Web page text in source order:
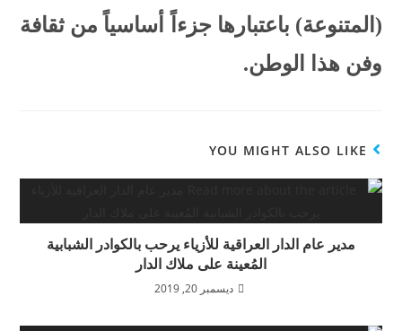
(المتنوعة) باعتبارها جزءاً أساسياً من ثقافة
وفن هذا الوطن.
YOU MIGHT ALSO LIKE
مدير عام الدار العراقية للأزياء يرحب بالكوادر الشبابية
المُعينة على ملاك الدار
ديسمبر 20, 2019